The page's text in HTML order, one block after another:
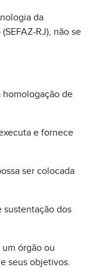
da
RJ), não se
de
e fornece
ser colocada
dos
órgão ou
seus objetivos.